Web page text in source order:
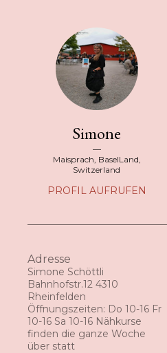
Simone
Maisprach, BaselLand,
Switzerland
PROFIL AUFRUFEN
Adresse
Simone Schöttli
Bahnhofstr.12 4310
Rheinfelden
Öffnungszeiten: Do 10-16 Fr
10-16 Sa 10-16 Nähkurse
finden die ganze Woche
über statt